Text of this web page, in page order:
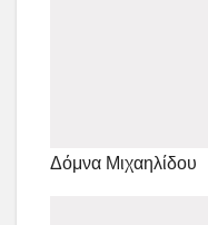
Δόμνα Μιχαηλίδου